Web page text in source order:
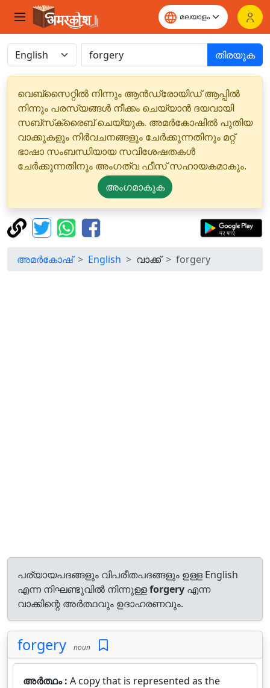
തിരയുക
വെബ്‌സൈറ്റിൽ നിന്നും ആൻഡ്രോയിഡ് ആപ്പിൽ
നിന്നും പരസ്യങ്ങൾ നീക്കം ചെയ്യാൻ ദയവായി
സബ്‌സ്‌ക്രൈബ് ചെയ്യുക. അമർകോഷിൽ പുതിയ
വാക്കുകളും നിർവചനങ്ങളും ചേർക്കുന്നതിനും മറ്റ്
ഭാഷാ സംബന്ധിയായ സവിശേഷതകൾ
ചേർക്കുന്നതിനും അംഗത്വ ഫീസ് സഹായകമാകും.
അംഗമാകുക
അമർകോഷ് English വാക്ക് forgery
പര്യായപദങ്ങളും വിപരീതപദങ്ങളും ഉള്ള English
എന്ന നിഘണ്ടുവിൽ നിന്നുള്ളforgery എന്ന
വാക്കിന്റെ അർത്ഥവും ഉദാഹരണവും.
forgery noun
അർത്ഥം : A copy that is represented as the